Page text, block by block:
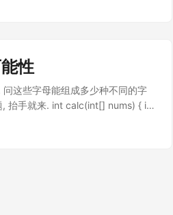
NULL, 0); if (v == NULL) return
个算法是高效的. 从空间复杂度来
的一段话，可以很好的说明
far fewer than n lg(n)
comparable to a
of space. ...
性
这些字母能组成多少种不同的字
抬手就来. int calc(int[] nums) { int
ret += calc(nums); ret %=
法一：排列组合. 生成字符串长度
; 放$ b$, 有$(sum - a0, a1)$种